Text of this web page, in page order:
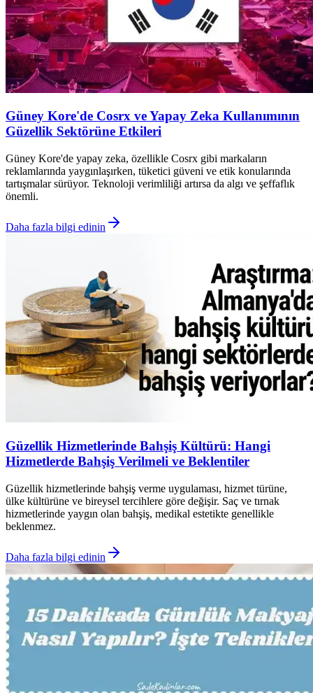
Güney Kore'de Cosrx ve Yapay Zeka Kullanımının
Güzellik Sektörüne Etkileri
Güney Kore'de yapay zeka, özellikle Cosrx gibi markaların
reklamlarında yaygınlaşırken, tüketici güveni ve etik konularında
tartışmalar sürüyor. Teknoloji verimliliği artırsa da algı ve şeffaflık
önemli.
Daha fazla bilgi edinin
Güzellik Hizmetlerinde Bahşiş Kültürü: Hangi
Hizmetlerde Bahşiş Verilmeli ve Beklentiler
Güzellik hizmetlerinde bahşiş verme uygulaması, hizmet türüne,
ülke kültürüne ve bireysel tercihlere göre değişir. Saç ve tırnak
hizmetlerinde yaygın olan bahşiş, medikal estetikte genellikle
beklenmez.
Daha fazla bilgi edinin